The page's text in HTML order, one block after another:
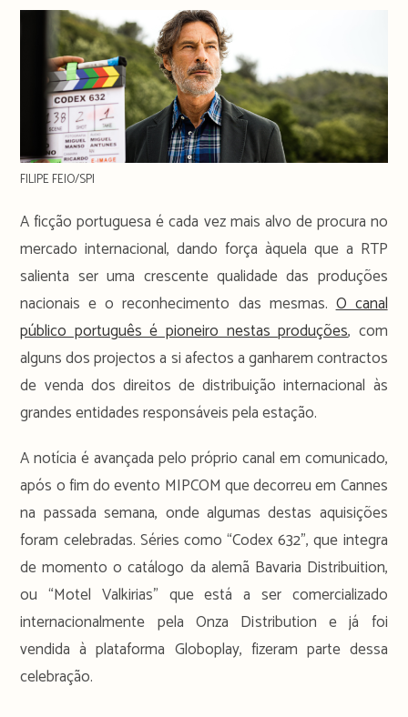
FILIPE FEIO/SPI
A ficção portuguesa é cada vez mais alvo de procura no
mercado internacional, dando força àquela que a RTP
salienta ser uma crescente qualidade das produções
nacionais e o reconhecimento das mesmas.O canal
público português é pioneiro nestas produções, com
alguns dos projectos a si afectos a ganharem contractos
de venda dos direitos de distribuição internacional às
grandes entidades responsáveis pela estação.
A notícia é avançada pelo próprio canal em comunicado,
após o fim do evento MIPCOM que decorreu em Cannes
na passada semana, onde algumas destas aquisições
foram celebradas. Séries como “Codex 632”, que integra
de momento o catálogo da alemã Bavaria Distribuition,
ou “Motel Valkirias” que está a ser comercializado
internacionalmente pela Onza Distribution e já foi
vendida à plataforma Globoplay, fizeram parte dessa
celebração.